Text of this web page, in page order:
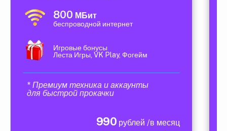
800 МБит
беспроводной интернет
Игровые бонусы
Леста Игры, VK Play, Фогейм
* Премиум техника и аккаунты
для быстрой прокачки
990 рублей /в месяц